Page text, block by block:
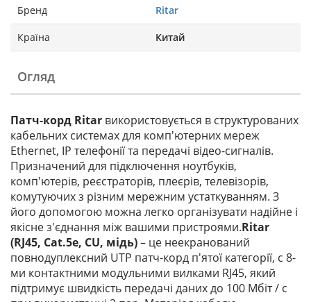
Бренд Ritar
Країна Китай
Огляд
Патч-корд Ritar використовується в структурованих
кабельних системах для комп'ютерних мереж
Ethernet, IP телефонії та передачі відео-сигналів.
Призначений для підключення ноутбуків,
комп'ютерів, реєстраторів, плеєрів, телевізорів,
комутуючих з різним мережним устаткуванням. З
його допомогою можна легко організувати надійне і
якісне з'єднання між вашими пристроями.Ritar
(RJ45, Cat.5e, CU, мідь)– це неекранований
повнодуплексний UTP патч-корд п'ятої категорії, c 8-
ми контактними модульними вилками RJ45, який
підтримує швидкість передачі даних до 100 Мбіт / с